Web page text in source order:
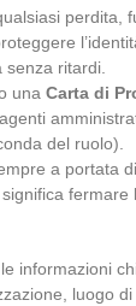
perdita,
ritardi.
una Carta di
del ruolo).
a portata
fermare
informazioni
luogo